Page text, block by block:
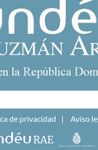
de privacidad Aviso